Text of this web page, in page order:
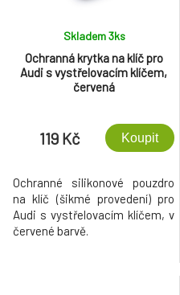
Ochranná krytka na klíč pro
Audi s vystřelovacím klíčem,
červená
Skladem 3ks
119 Kč Koupit
Ochranné silikonové pouzdro
na klíč (šikmé provedení) pro
Audi s vystřelovacím klíčem, v
červené barvě.